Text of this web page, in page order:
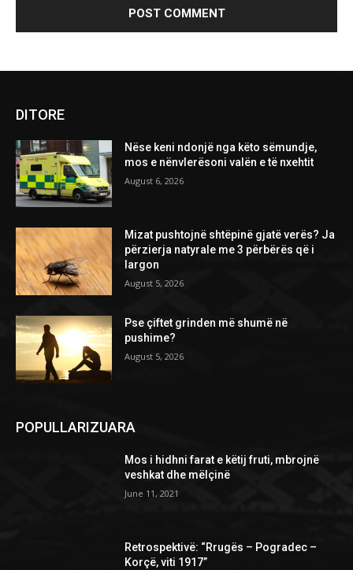
DITORE
Nëse keni ndonjë nga këto sëmundje,
mos e nënvlerësoni valën e të nxehtit
August 6, 2026
Mizat pushtojnë shtëpinë gjatë verës? Ja
përzierja natyrale me 3 përbërës që i
largon
August 5, 2026
Pse çiftet grinden më shumë në
pushime?
August 5, 2026
POPULLARIZUARA
Mos i hidhni farat e këtij fruti, mbrojnë
veshkat dhe mëlçinë
June 11, 2021
Retrospektivë: “Rrugës – Pogradec –
Korçë, viti 1917”